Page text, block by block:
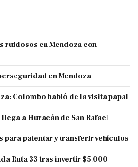
ruidosos en Mendoza con
en Mendoza
Colombo habló de la visita papal
llega a Huracán de San Rafael
para patentar y transferir vehículos
Ruta 33 tras invertir $5.000